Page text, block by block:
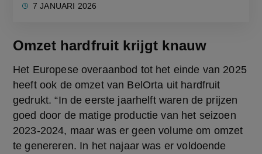
7 JANUARI 2026
Omzet hardfruit krijgt knauw
Het Europese overaanbod tot het einde van 2025
heeft ook de omzet van BelOrta uit hardfruit
gedrukt. “In de eerste jaarhelft waren de prijzen
goed door de matige productie van het seizoen
2023-2024, maar was er geen volume om omzet
te genereren. In het najaar was er voldoende